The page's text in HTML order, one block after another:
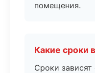
помещения.
Какие сроки
Сроки зависят